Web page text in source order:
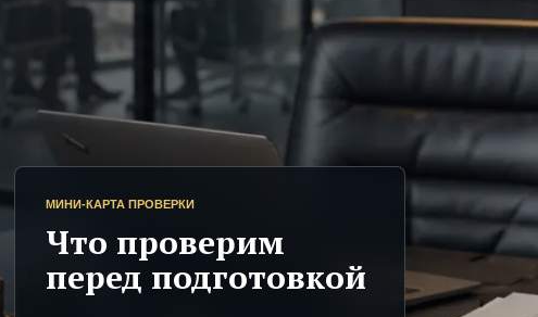
МИНИ-КАРТА ПРОВЕРКИ
Что проверим
перед подготовкой